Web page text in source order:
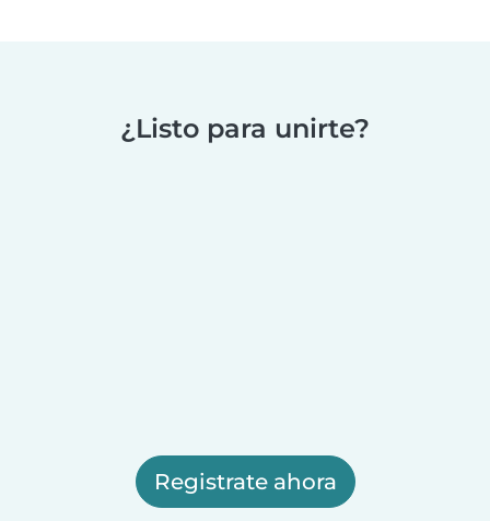
¿Listo para unirte?
Registrate ahora